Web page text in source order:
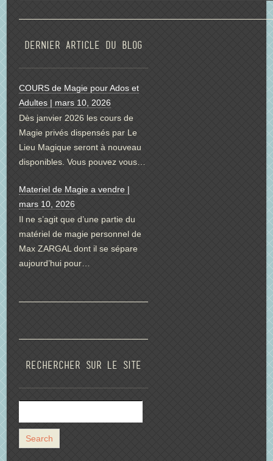
Dernier article du blog
COURS de Magie pour Ados et
Adultes | mars 10, 2026
Dès janvier 2026 les cours de
Magie privés dispensés par Le
Lieu Magique seront à nouveau
disponibles. Vous pouvez vous…
Materiel de Magie a vendre |
mars 10, 2026
Il ne s’agit que d’une partie du
matériel de magie personnel de
Max ZARGAL dont il se sépare
aujourd’hui pour…
Rechercher sur le site